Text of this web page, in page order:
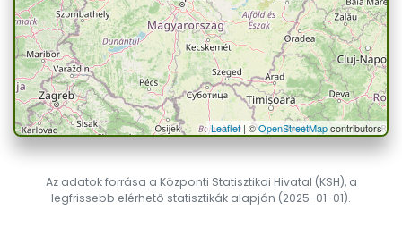
Leaflet| ©OpenStreetMapcontributors
Az adatok forrása a Központi Statisztikai Hivatal (KSH), a
legfrissebb elérhető statisztikák alapján (2025-01-01).